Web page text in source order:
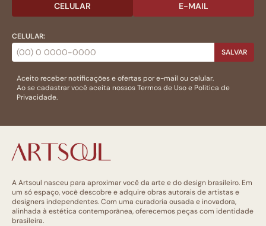
CELULAR E-MAIL
CELULAR:
SALVAR
Aceito receber notificações e ofertas por e-mail ou celular.
Ao se cadastrar você aceita nossosTermos de Usoe Politica de
Privacidade.
A Artsoul nasceu para aproximar você da arte e do design brasileiro. Em
um só espaço, você descobre e adquire obras autorais de artistas e
designers independentes. Com uma curadoria ousada e inovadora,
alinhada à estética contemporânea, oferecemos peças com identidade
brasileira.